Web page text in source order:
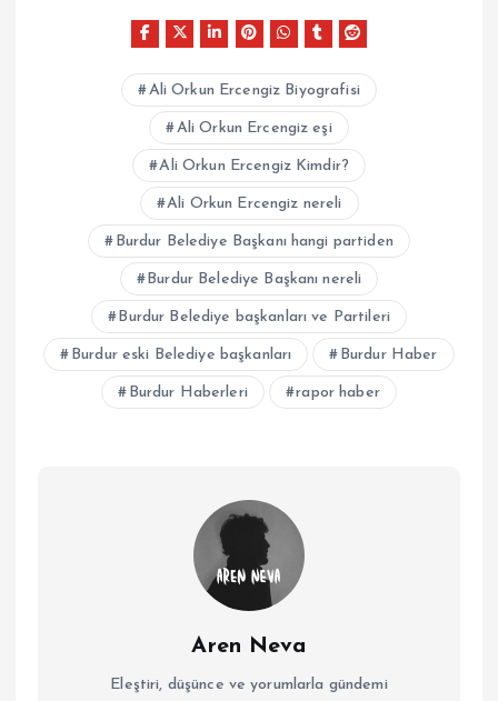
Ali Orkun Ercengiz Biyografisi
Ali Orkun Ercengiz eşi
Ali Orkun Ercengiz Kimdir?
Ali Orkun Ercengiz nereli
Burdur Belediye Başkanı hangi partiden
Burdur Belediye Başkanı nereli
Burdur Belediye başkanları ve Partileri
Burdur eski Belediye başkanları Burdur Haber
Burdur Haberleri rapor haber
Aren Neva
Eleştiri, düşünce ve yorumlarla gündemi